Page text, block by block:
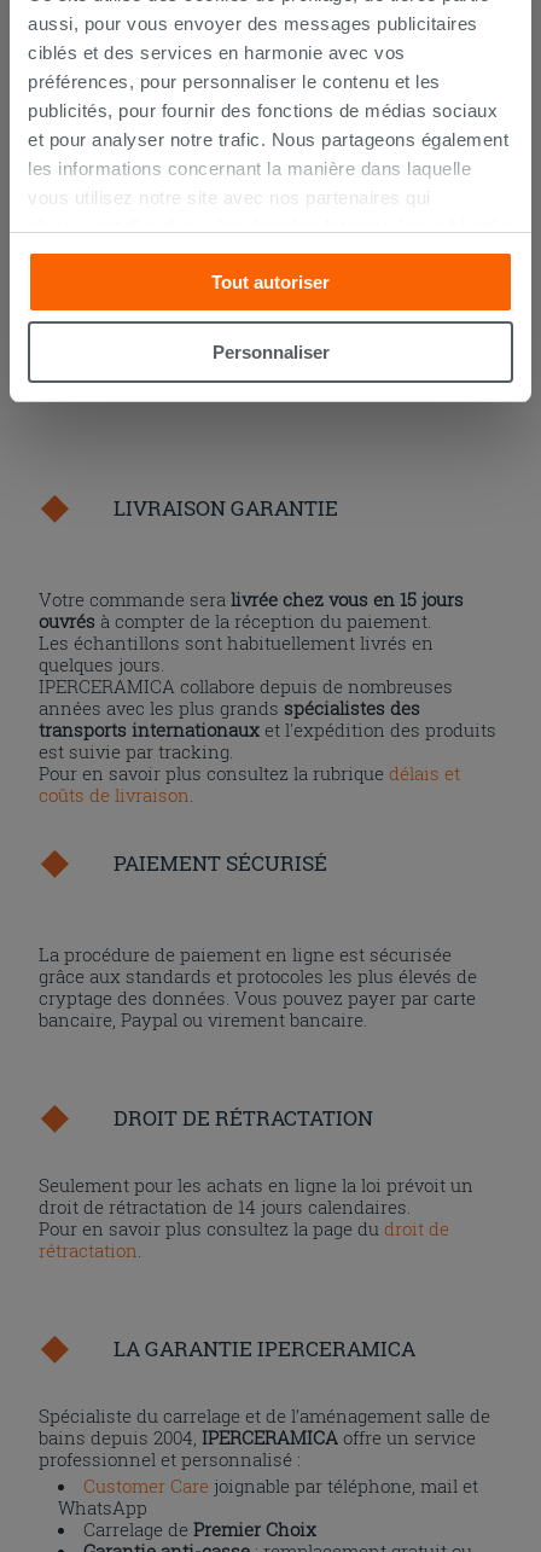
aussi, pour vous envoyer des messages publicitaires
ciblés et des services en harmonie avec vos
préférences, pour personnaliser le contenu et les
publicités, pour fournir des fonctions de médias sociaux
et pour analyser notre trafic. Nous partageons également
les informations concernant la manière dans laquelle
vous utilisez notre site avec nos partenaires qui
et les réseaux sociaux. Lesdits partenaires pourraient
combiner ces informations avec d’autres que vous leur
avez fournies ou qu’ils ont recueillies à partir de votre
utilisation sur leurs services. Si vous souhaitez en savoir
cookies, ou à quelques-uns seulement,cliquez iciou
l'installation des cookies techniques uniquement.
Tout autoriser
Personnaliser
Nettoyant anticalcaire Saninet 750
ml
14,90 €
AJOUTER AU PANIER
LIVRAISON GARANTIE
Votre commande seralivrée chez vous en 15 jours
ouvrés à compter de la réception du paiement.
Les échantillons sont habituellement livrés en
quelques jours.
IPERCERAMICA collabore depuis de nombreuses
années avec les plus grands spécialistes des
transports internationaux et l'expédition des produits
est suivie par tracking.
Pour en savoir plus consultez la rubriquedélais et
coûts de livraison
PAIEMENT SÉCURISÉ
La procédure de paiement en ligne est sécurisée
grâce aux standards et protocoles les plus élevés de
cryptage des données. Vous pouvez payer par carte
bancaire, Paypal ou virement bancaire.
DROIT DE RÉTRACTATION
Seulement pour les achats en ligne la loi prévoit un
droit de rétractation de 14 jours calendaires.
Pour en savoir plus consultez la page dudroit de
rétractation
LA GARANTIE IPERCERAMICA
Spécialiste du carrelage et de l’aménagement salle de
bains depuis 2004,IPERCERAMICA offre un service
professionnel et personnalisé :
Customer Care joignable par téléphone, mail et
WhatsApp
Carrelage dePremier Choix